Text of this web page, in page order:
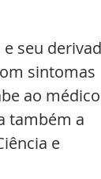
e seu
sintomas
ao
também a
e